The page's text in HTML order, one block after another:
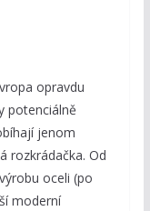
opravdu
potenciálně
jenom
rozkrádačka. Od
oceli (po
moderní